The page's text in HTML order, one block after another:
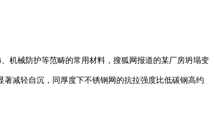
机械防护等范畴的常用材料，搜狐网报道的某厂房坍塌变
减轻自沉，同厚度下不锈钢网的抗拉强度比低碳钢高约